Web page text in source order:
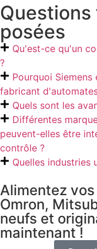
posées
Qu'est-ce qu'un
?
Pourquoi
fabricant
Quels sont les
Différentes
peuvent-elles être
contrôle ?
Quelles industries
Alimentez
Omron,
neufs et
maintenant !